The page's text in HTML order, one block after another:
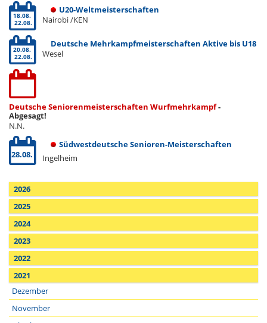
U20-Weltmeisterschaften
18.08.
22.08.
Nairobi /KEN
Deutsche Mehrkampfmeisterschaften Aktive bis U18
20.08.
22.08.
Wesel
Deutsche Seniorenmeisterschaften Wurfmehrkampf-
Abgesagt!
N.N.
Südwestdeutsche Senioren-Meisterschaften
28.08.
Ingelheim
2026
2025
2024
2023
2022
2021
Dezember
November